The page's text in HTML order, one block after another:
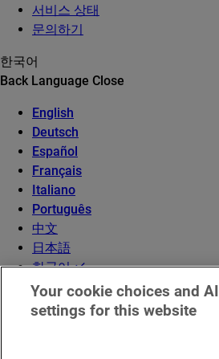
서비스 상태
문의하기
한국어
Back Language Close
English
Deutsch
Español
Français
Italiano
Português
中文
日本語
한국어
Your cookie choices and AI
settings for this website